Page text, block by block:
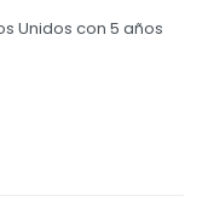
Unidos con 5 años